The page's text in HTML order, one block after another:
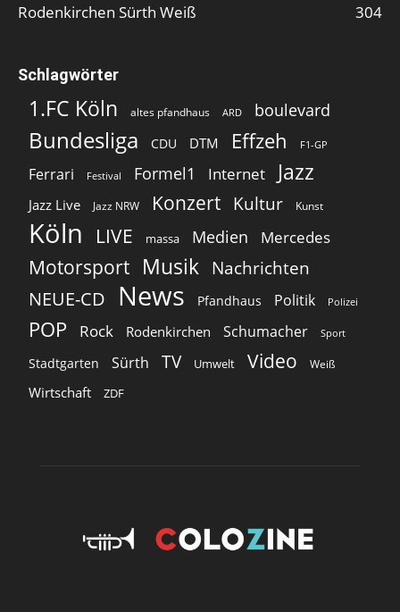
Rodenkirchen Sürth Weiß
304
Schlagwörter
1.FC Köln altes pfandhaus ARD boulevard
Bundesliga CDU DTM Effzeh F1-GP
Ferrari Festival Formel1 Internet Jazz
Jazz Live Jazz NRW Konzert Kultur Kunst
Köln LIVE massa Medien Mercedes
Motorsport Musik Nachrichten
NEUE-CD
News Pfandhaus Politik Polizei
POP Rock Rodenkirchen Schumacher Sport
Stadtgarten Sürth TV Umwelt Video Weiß
Wirtschaft ZDF